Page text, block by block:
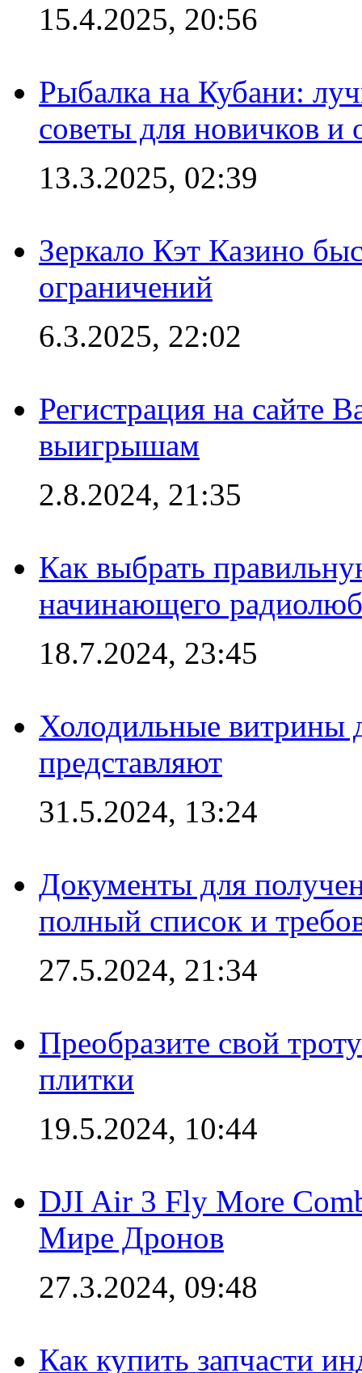
15.4.2025, 20:56
Рыбалка на Кубани:
советы для новичков
13.3.2025, 02:39
Зеркало Кэт Казино
ограничений
6.3.2025, 22:02
Регистрация на сайте
выигрышам
2.8.2024, 21:35
Как выбрать
начинающего
18.7.2024, 23:45
Холодильные витрины
представляют
31.5.2024, 13:24
Документы для
полный список и
27.5.2024, 21:34
Преобразите свой
плитки
19.5.2024, 10:44
DJI Air 3 Fly More
Мире Дронов
27.3.2024, 09:48
Как купить запчасти